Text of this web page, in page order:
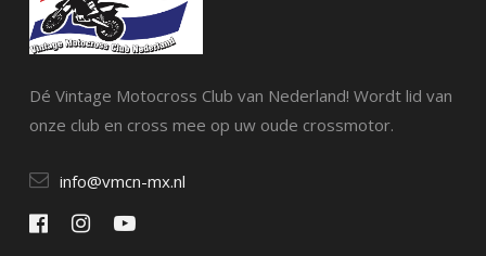
Dé Vintage Motocross Club van Nederland! Wordt lid van
onze club en cross mee op uw oude crossmotor.
info@vmcn-mx.nl